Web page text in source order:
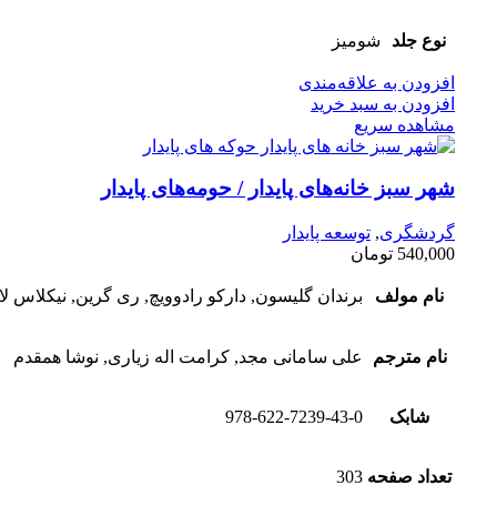
نوع جلد شومیز
افزودن به علاقه‌مندی
افزودن به سبد خرید
مشاهده سریع
شهر سبز خانه‌های پایدار / حومه‌های پایدار
گردشگری, توسعه پایدار
540,000 تومان
نام مولف برندان گلیسون, دارکو رادوویچ, ری گرین, نیکلاس
نام مترجم علی سامانی مجد, کرامت اله زیاری, نوشا همقدم
شابک 978-622-7239-43-0
تعداد صفحه 303